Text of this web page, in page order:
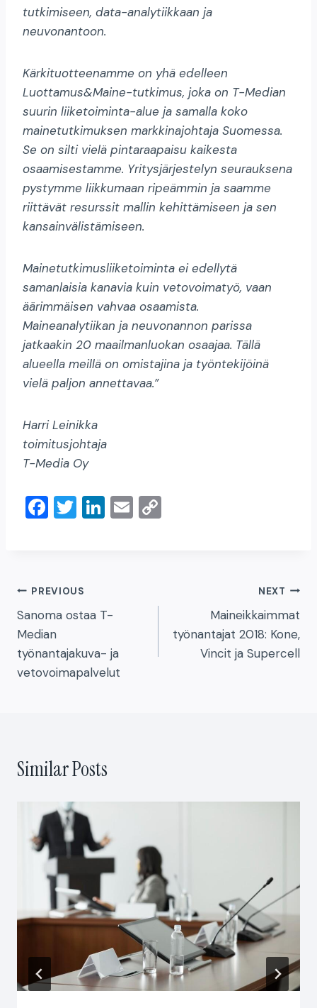
tutkimiseen, data-analytiikkaan ja
neuvonantoon.
Kärkituotteenamme on yhä edelleen
Luottamus&Maine-tutkimus, joka on T-Median
suurin liiketoiminta-alue ja samalla koko
mainetutkimuksen markkinajohtaja Suomessa.
Se on silti vielä pintaraapaisu kaikesta
osaamisestamme. Yritysjärjestelyn seurauksena
pystymme liikkumaan ripeämmin ja saamme
riittävät resurssit mallin kehittämiseen ja sen
kansainvälistämiseen.
Mainetutkimusliiketoiminta ei edellytä
samanlaisia kanavia kuin vetovoimatyö, vaan
äärimmäisen vahvaa osaamista.
Maineanalytiikan ja neuvonannon parissa
jatkaakin 20 maailmanluokan osaajaa. Tällä
alueella meillä on omistajina ja työntekijöinä
vielä paljon annettavaa.”
Harri Leinikka
toimitusjohtaja
T-Media Oy
F
b
o
o
k
T Li
n
E
Artikkelien
selaus
PREVIOUS
Sanoma ostaa T-
Median
työnantajakuva- ja
vetovoimapalvelut
NEXT
Maineikkaimmat
työnantajat 2018: Kone,
Vincit ja Supercell
Similar Posts